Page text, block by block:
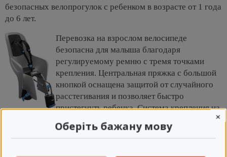
безопасных велопрогулок с ребенком в возрасте от 1 года
до 6 лет.
Перевозка на взрослом велосипеде
безопасна для малыша благодаря
регулируемому ремню с тремя точками
крепления. Центральная пряжка с большой
кнопкой оснащена защитой от случайного
расстегивания и позволяет быстро
пристегнуть ребенка. Система крепления на
ремнях DualBeam смягчает толчки и вибрацию на
неровной дороге, обеспечивая беззаботные и
Оберіть бажану мову
×